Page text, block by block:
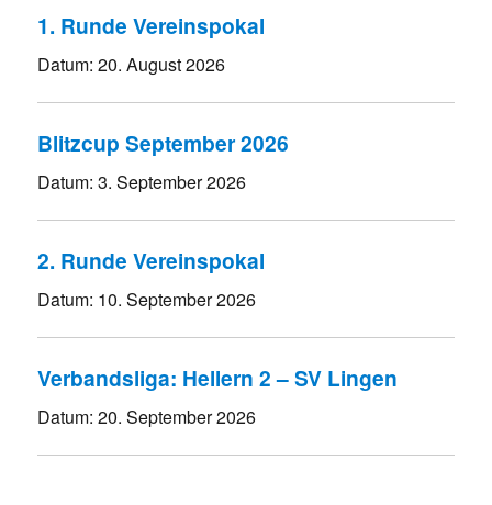
1. Runde Vereinspokal
Datum:20. August 2026
Blitzcup September 2026
Datum:3. September 2026
2. Runde Vereinspokal
Datum: 10. September 2026
Verbandsliga: Hellern 2 – SV Lingen
Datum:20. September 2026